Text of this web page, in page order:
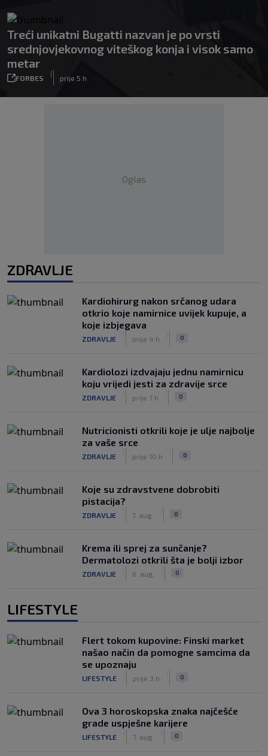
Treći unikatni Bugatti nazvan je po vrsti
srednjovjekovnog viteškog konja i visok samo
metar
FORBES
|
prije 5 h
Oglas
ZDRAVLJE
Kardiohirurg nakon srčanog udara
otkrio koje namirnice uvijek kupuje, a
koje izbjegava
ZDRAVLJE prije 4 h 0
Kardiolozi izdvajaju jednu namirnicu
koju vrijedi jesti za zdravije srce
ZDRAVLJE prije 7 h 0
Nutricionisti otkrili koje je ulje najbolje
za vaše srce
ZDRAVLJE prije 10 h 0
Koje su zdravstvene dobrobiti
pistacija?
ZDRAVLJE 7. aug. 0
Krema ili sprej za sunčanje?
Dermatolozi otkrili šta je bolji izbor
ZDRAVLJE 6. aug. 0
LIFESTYLE
Flert tokom kupovine: Finski market
našao način da pomogne samcima da
se upoznaju
LIFESTYLE prije 3 h 0
Ova 3 horoskopska znaka najčešće
grade uspješne karijere
LIFESTYLE 7. aug. 0